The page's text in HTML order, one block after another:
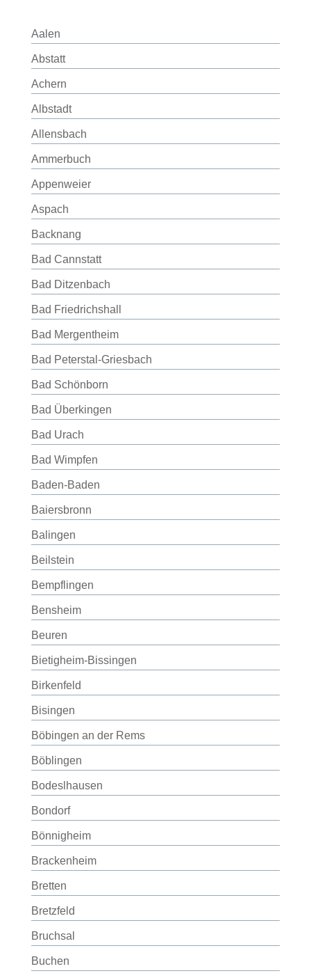
Aalen
Abstatt
Achern
Albstadt
Allensbach
Ammerbuch
Appenweier
Aspach
Backnang
Bad Cannstatt
Bad Ditzenbach
Bad Friedrichshall
Bad Mergentheim
Bad Peterstal-Griesbach
Bad Schönborn
Bad Überkingen
Bad Urach
Bad Wimpfen
Baden-Baden
Baiersbronn
Balingen
Beilstein
Bempflingen
Bensheim
Beuren
Bietigheim-Bissingen
Birkenfeld
Bisingen
Böbingen an der Rems
Böblingen
Bodeslhausen
Bondorf
Bönnigheim
Brackenheim
Bretten
Bretzfeld
Bruchsal
Buchen